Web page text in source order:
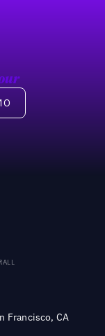
Francisco, CA